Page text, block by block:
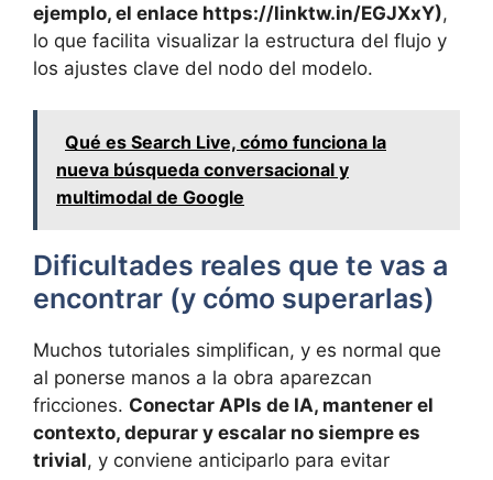
ejemplo, el enlace https://linktw.in/EGJXxY),
lo que facilita visualizar la estructura del flujo y
los ajustes clave del nodo del modelo.
Qué es Search Live, cómo funciona la
nueva búsqueda conversacional y
multimodal de Google
Dificultades reales que te vas a
encontrar (y cómo superarlas)
Muchos tutoriales simplifican, y es normal que
al ponerse manos a la obra aparezcan
fricciones. Conectar APIs de IA, mantener el
contexto, depurar y escalar no siempre es
trivial, y conviene anticiparlo para evitar